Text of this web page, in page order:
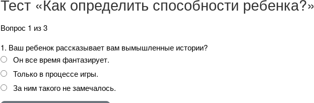
Тест «Как определить способности ребенка?»
Вопрос 1 из 3
1. Ваш ребенок рассказывает вам вымышленные истории?
Он все время фантазирует.
Только в процессе игры.
За ним такого не замечалось.